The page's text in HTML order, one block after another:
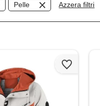
Pelle Azzera filtri